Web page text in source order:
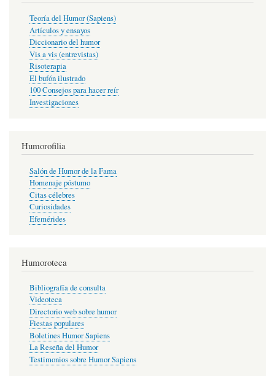
Teoría del Humor (Sapiens)
Artículos y ensayos
Diccionario del humor
Vis a vis (entrevistas)
Risoterapia
El bufón ilustrado
100 Consejos para hacer reír
Investigaciones
Humorofilia
Salón de Humor de la Fama
Homenaje póstumo
Citas célebres
Curiosidades
Efemérides
Humoroteca
Bibliografía de consulta
Videoteca
Directorio web sobre humor
Fiestas populares
Boletines Humor Sapiens
La Reseña del Humor
Testimonios sobre Humor Sapiens